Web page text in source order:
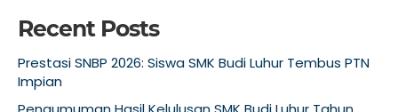
Recent Posts
Prestasi SNBP 2026: Siswa SMK Budi Luhur Tembus PTN
Impian